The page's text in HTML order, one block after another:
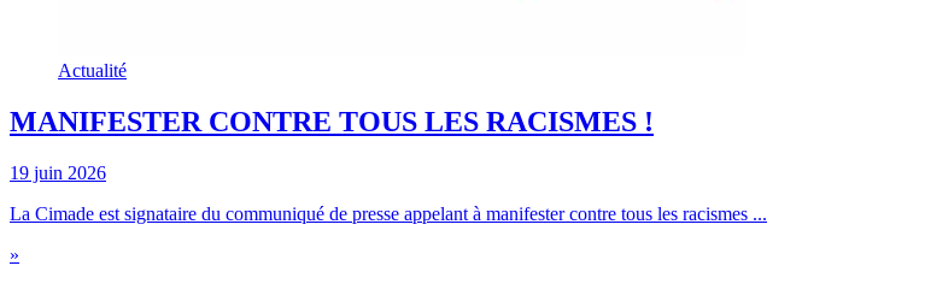
Actualité
MANIFESTER CONTRE TOUS LES RACISMES !
19 juin 2026
La Cimade est signataire du communiqué de presse appelant à manifester contre tous les racismes ...
»